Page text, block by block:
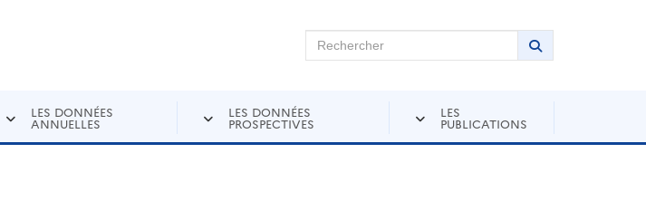
Rechercher sur Andra Inventaire Rechercher
Lancer la
LES DONNÉES
ANNUELLES
LES DONNÉES
PROSPECTIVES
LES
PUBLICATIONS